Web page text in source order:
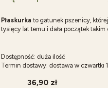
Płaskurka to gatunek pszenicy,
tysięcy lat temu i dała początek
Dostępność: duża ilość
Termin dostawy: dostawa w czwartki
36,90 zł